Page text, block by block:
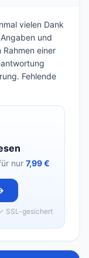
vielen Dank
und
einer
Fehlende
nur 7,99 €
SSL-gesichert